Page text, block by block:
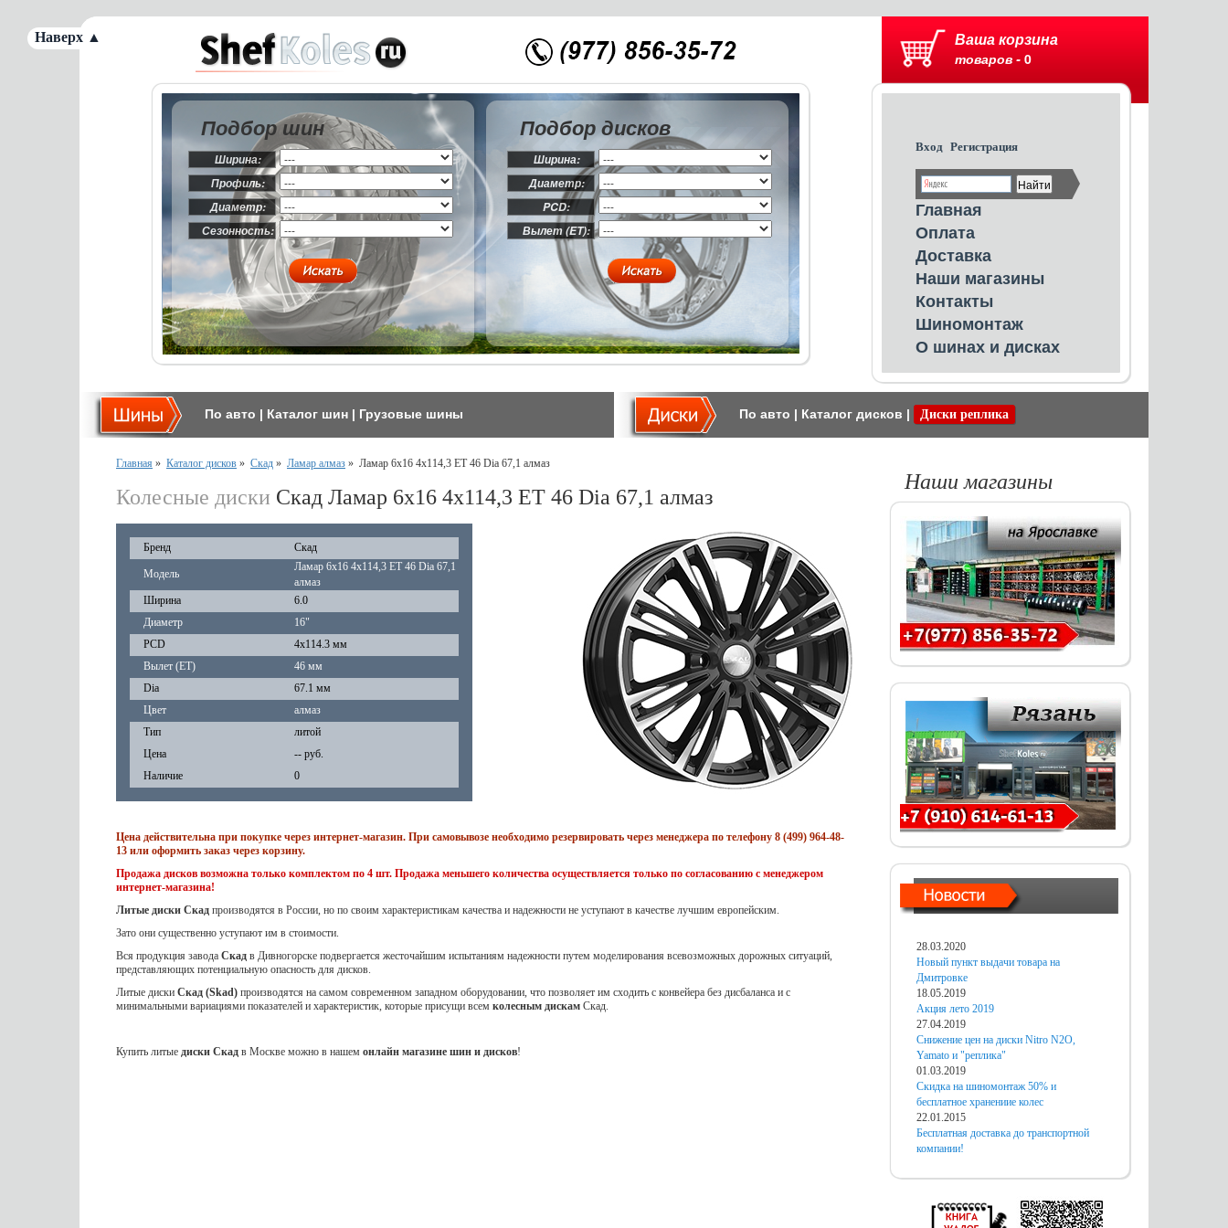
Ваша корзина
товаров - 0
Вход Регистрация
Главная
Оплата
Доставка
Наши магазины
Контакты
Шиномонтаж
О шинах и дисках
Подбор шин
Ширина:
Профиль:
Диаметр:
Сезонность:
Подбор дисков
Ширина:
Диаметр:
PCD:
Вылет (ET):
По авто | Каталог шин | Грузовые шины По авто | Каталог дисков | Диски реплика
Главная » Каталог дисков » Скад » Ламар алмаз » Ламар 6x16 4x114,3 ET 46 Dia 67,1 алмаз
Колесные диски Скад Ламар 6x16 4x114,3 ET 46 Dia 67,1 алмаз
Бренд Скад
Модель
Ламар 6x16 4x114,3 ET 46 Dia 67,1
алмаз
Ширина
6.0
Диаметр
16"
PCD
4x114.3 мм
Вылет (ET)
46 мм
Dia
67.1 мм
Цвет
алмаз
Тип
литой
Цена
-- руб.
Наличие
0
Цена действительна при покупке через интернет-магазин. При самовывозе необходимо резервировать через менеджера по телефону 8 (499) 964-48-
13 или оформить заказ через корзину.
Продажа дисков возможна только комплектом по 4 шт. Продажа меньшего количества осуществляется только по согласованию с менеджером
интернет-магазина!
Литые диски Скад производятся в России, но по своим характеристикам качества и надежности не уступают в качестве лучшим европейским.
Зато они существенно уступают им в стоимости.
Вся продукция завода Скад в Дивногорске подвергается жесточайшим испытаниям надежности путем моделирования всевозможных дорожных ситуаций,
представляющих потенциальную опасность для дисков.
Литые диски Скад (Skad) производятся на самом современном западном оборудовании, что позволяет им сходить с конвейера без дисбаланса и с
минимальными вариациями показателей и характеристик, которые присущи всем колесным дискам Скад.
Купить литые диски Скад в Москве можно в нашем онлайн магазине шин и дисков!
Наши магазины
28.03.2020
Новый пункт выдачи товара на
Дмитровке
18.05.2019
Акция лето 2019
27.04.2019
Снижение цен на диски Nitro N2O,
Yamato и "реплика"
01.03.2019
Скидка на шиномонтаж 50% и
бесплатное хранениие колес
22.01.2015
Бесплатная доставка до транспортной
компании!
Наверх ▲